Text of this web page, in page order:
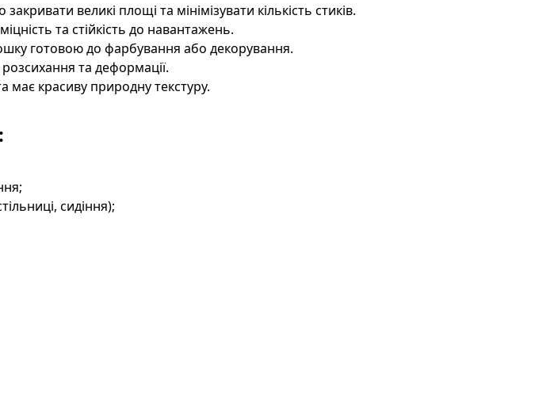
великі площі та мінімізувати кількість стиків.
та стійкість до навантажень.
готовою до фарбування або декорування.
та деформації.
має красиву природну текстуру.
сидіння);